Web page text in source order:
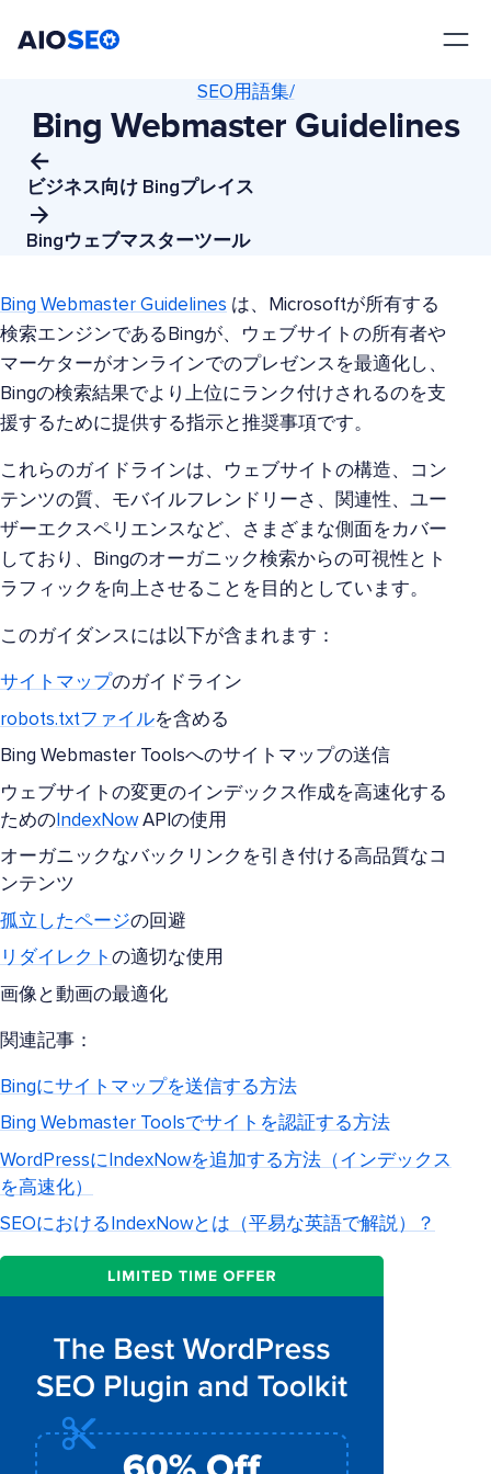
ビジネス向け Bingプレイス
SEO用語集/
Bing Webmaster Guidelines
Bingウェブマスターツール
Bing Webmaster Guidelines は、Microsoftが所有する
検索エンジンであるBingが、ウェブサイトの所有者や
マーケターがオンラインでのプレゼンスを最適化し、
Bingの検索結果でより上位にランク付けされるのを支
援するために提供する指示と推奨事項です。
これらのガイドラインは、ウェブサイトの構造、コン
テンツの質、モバイルフレンドリーさ、関連性、ユー
ザーエクスペリエンスなど、さまざまな側面をカバー
しており、Bingのオーガニック検索からの可視性とト
ラフィックを向上させることを目的としています。
このガイダンスには以下が含まれます：
サイトマップのガイドライン
robots.txtファイルを含める
Bing Webmaster Toolsへのサイトマップの送信
ウェブサイトの変更のインデックス作成を高速化する
ための IndexNowAPIの使用
オーガニックなバックリンクを引き付ける高品質なコ
ンテンツ
孤立したページの回避
リダイレクト の適切な使用
画像と動画の最適化
関連記事：
Bingにサイトマップを送信する方法
Bing Webmaster Toolsでサイトを認証する方法
WordPressにIndexNowを追加する方法（インデックス
を高速化）
SEOにおけるIndexNowとは（平易な英語で解説）？